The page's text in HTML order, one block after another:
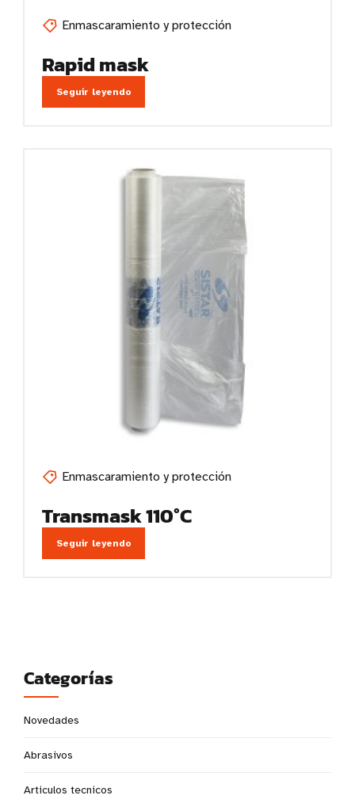
Enmascaramiento y protección
Rapid mask
Seguir leyendo
Enmascaramiento y protección
Transmask 110°C
Seguir leyendo
Categorías
Novedades
Abrasivos
Articulos tecnicos